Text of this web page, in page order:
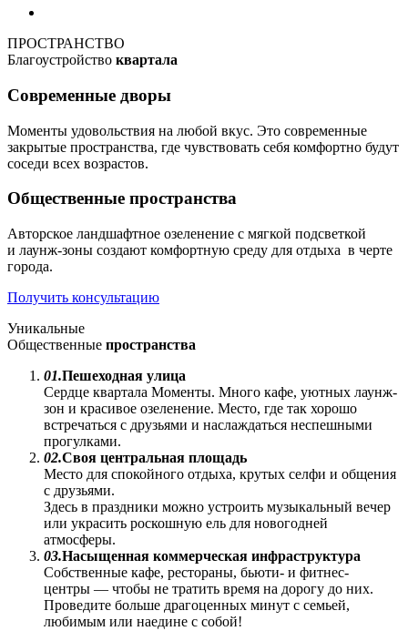
ПРОСТРАНСТВО
Благоустройство квартала
Современные дворы
Моменты удовольствия на любой вкус. Это современные
закрытые пространства, где чувствовать себя комфортно будут
соседи всех возрастов.
Общественные пространства
Авторское ландшафтное озеленение с мягкой подсветкой
и лаунж-зоны создают комфортную среду для отдыха в черте
города.
Получить консультацию
Уникальные
Общественные пространства
01.Пешеходная улица
Сердце квартала Моменты. Много кафе, уютных лаунж-
зон и красивое озеленение. Место, где так хорошо
встречаться с друзьями и наслаждаться неспешными
прогулками.
02.Своя центральная площадь
Место для спокойного отдыха, крутых селфи и общения
с друзьями.
Здесь в праздники можно устроить музыкальный вечер
или украсить роскошную ель для новогодней
атмосферы.
03.Насыщенная коммерческая инфраструктура
Собственные кафе, рестораны, бьюти- и фитнес-
центры — чтобы не тратить время на дорогу до них.
Проведите больше драгоценных минут с семьей,
любимым или наедине с собой!